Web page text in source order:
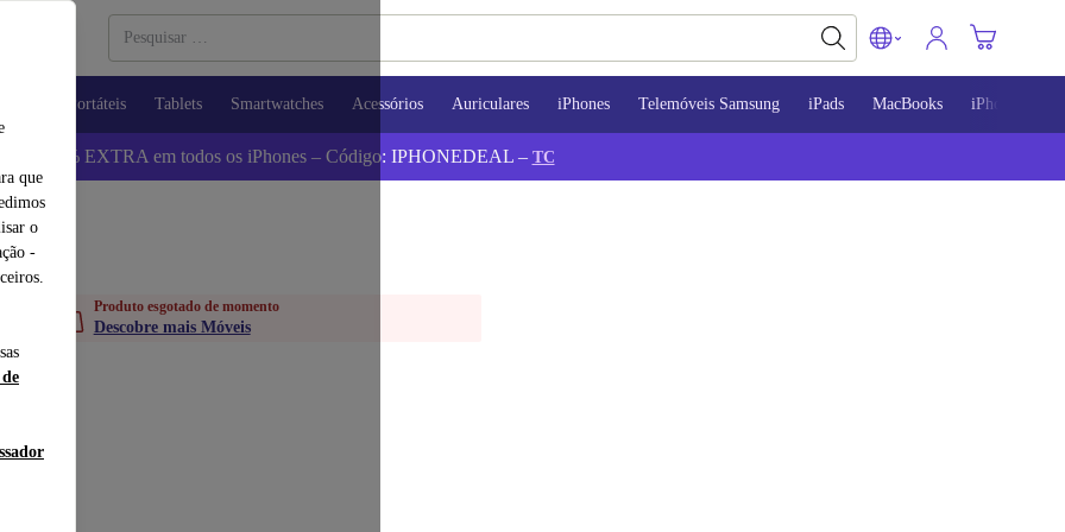
que
o
-
Portáteis Tablets Smartwatches Acessórios Auriculares iPhones Telemóveis Samsung iPads MacBooks iPhone 13
5% EXTRA em todos os iPhones – Código: IPHONEDEAL – TC
Produto esgotado de momento
Descobre mais Móveis